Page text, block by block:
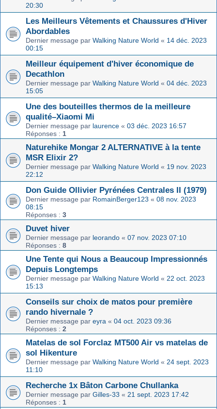
20:30
Les Meilleurs Vêtements et Chaussures d'Hiver
Abordables
Dernier message par Walking Nature World « 14 déc. 2023
00:15
Meilleur équipement d'hiver économique de
Decathlon
Dernier message par Walking Nature World « 04 déc. 2023
15:05
Une des bouteilles thermos de la meilleure
qualité–Xiaomi Mi
Dernier message par laurence « 03 déc. 2023 16:57
Réponses : 1
Naturehike Mongar 2 ALTERNATIVE à la tente
MSR Elixir 2?
Dernier message par Walking Nature World « 19 nov. 2023
22:12
Don Guide Ollivier Pyrénées Centrales II (1979)
Dernier message par RomainBerger123 « 08 nov. 2023
08:15
Réponses : 3
Duvet hiver
Dernier message par leorando « 07 nov. 2023 07:10
Réponses : 8
Une Tente qui Nous a Beaucoup Impressionnés
Depuis Longtemps
Dernier message par Walking Nature World « 22 oct. 2023
15:13
Conseils sur choix de matos pour première
rando hivernale ?
Dernier message par eyra « 04 oct. 2023 09:36
Réponses : 2
Matelas de sol Forclaz MT500 Air vs matelas de
sol Hikenture
Dernier message par Walking Nature World « 24 sept. 2023
11:10
Recherche 1x Bâton Carbone Chullanka
Dernier message par Gilles-33 « 21 sept. 2023 17:42
Réponses : 1